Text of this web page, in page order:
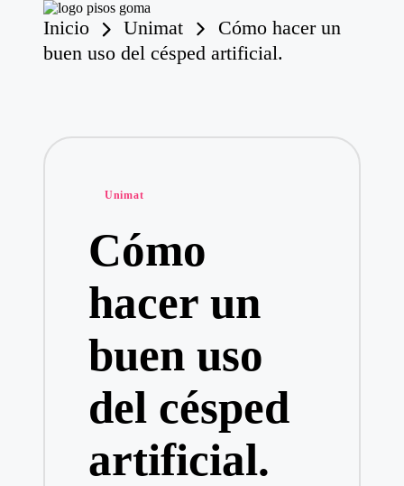
P
is
o
o
Inicio Unimat
Cómo hacer un
buen uso del césped artificial.
Publicado
Unimat
Cómo
hacer un
buen uso
del césped
artificial.